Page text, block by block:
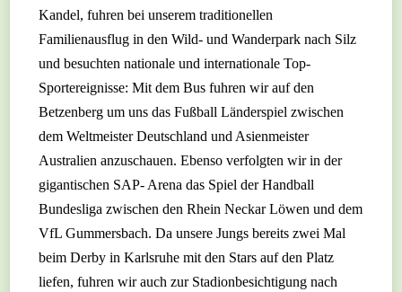
Kandel, fuhren bei unserem traditionellen
Familienausflug in den Wild- und Wanderpark nach Silz
und besuchten nationale und internationale Top-
Sportereignisse: Mit dem Bus fuhren wir auf den
Betzenberg um uns das Fußball Länderspiel zwischen
dem Weltmeister Deutschland und Asienmeister
Australien anzuschauen. Ebenso verfolgten wir in der
gigantischen SAP- Arena das Spiel der Handball
Bundesliga zwischen den Rhein Neckar Löwen und dem
VfL Gummersbach. Da unsere Jungs bereits zwei Mal
beim Derby in Karlsruhe mit den Stars auf den Platz
liefen, fuhren wir auch zur Stadionbesichtigung nach